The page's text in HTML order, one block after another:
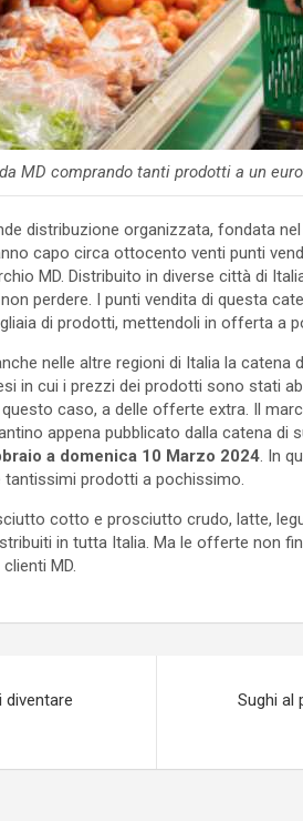
MD comprando tanti prodotti a un
distribuzione organizzata, fondata
capo circa ottocento venti punti
MD. Distribuito in diverse città di
perdere. I punti vendita di questa
di prodotti, mettendoli in offerta a
nelle altre regioni di Italia la catena
in cui i prezzi dei prodotti sono stati
caso, a delle offerte extra. Il
appena pubblicato dalla catena di
a domenica 10 Marzo 2024 . In
prodotti a pochissimo.
cotto e prosciutto crudo, latte,
in tutta Italia. Ma le offerte non
MD.
diventare
Sughi al